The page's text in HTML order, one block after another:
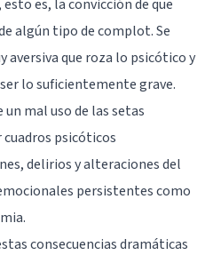
, esto es, la convicción de que
algún tipo de complot. Se
aversiva que roza lo psicótico y
lo suficientemente grave.
mal uso de las setas
psicóticos
delirios y alteraciones del
persistentes como
consecuencias dramáticas